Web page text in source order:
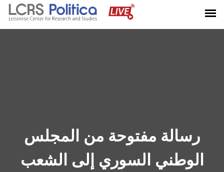
رسالة مفتوحة من المجلس
الوطني السوري إلى الشعب